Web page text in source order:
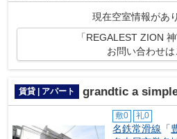
現在空室情報があ
「REGALEST ZION
お問い合わせは
賃貸 | アパート grandtic a
敷0 礼0
名鉄常滑線 「